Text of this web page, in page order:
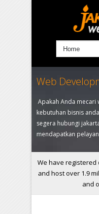
Web
Apakah Anda
kebutuhan bisnis
segera hubungi
mendapatkan
We have registered
and host over 1.9
and